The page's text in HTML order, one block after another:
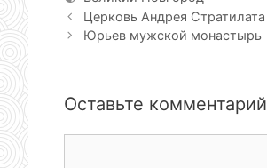
Церковь Андрея Стратилата
Юрьев мужской монастырь
Оставьте комментарий